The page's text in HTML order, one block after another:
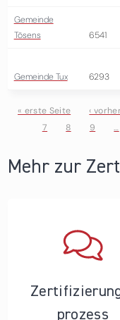
Gemeinde
Tösens
6541
Gemeinde Tux 6293
Seiten
« erste Seite ‹
7
8 9 …
Mehr zur
prozess